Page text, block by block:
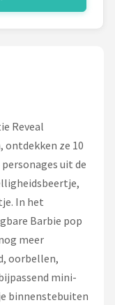
Reveal
ze 10
uit de
In het
Barbie pop
meer
oorbellen,
mini-
binnenstebuiten